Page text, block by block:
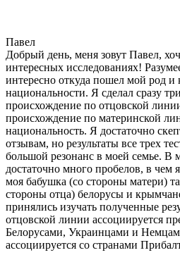
Павел
Добрый день, меня зовут Павел,
интересных исследованиях!
интересно откуда пошел мой род и
национальности. Я сделал сразу
происхождение по отцовской
происхождение по материнской
национальность. Я достаточно
отзывам, но результаты все трех
большой резонанс в моей семье. В
достаточно много пробелов, в чем
моя бабушка (со стороны матери)
стороны отца) белорусы и
принялись изучать полученные
отцовской линии ассоциируется
Белорусами, Украинцами и
ассоциируется со странами